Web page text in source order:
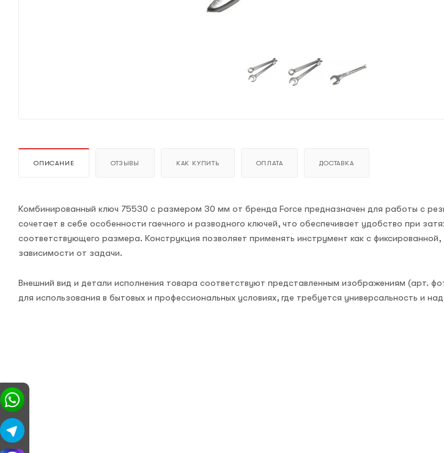
ОПИСАНИЕ ОТЗЫВЫ КАК КУПИТЬ ОПЛАТА ДОСТАВКА
Комбинированный ключ 75530 с размером 30 мм от бренда Force предназначен для работы с
сочетает в себе особенности гаечного и разводного ключей, что обеспечивает удобство при
соответствующего размера. Конструкция позволяет применять инструмент как с фиксированной,
зависимости от задачи.
Внешний вид и детали исполнения товара соответствуют представленным изображениям (арт.
для использования в бытовых и профессиональных условиях, где требуется универсальность и